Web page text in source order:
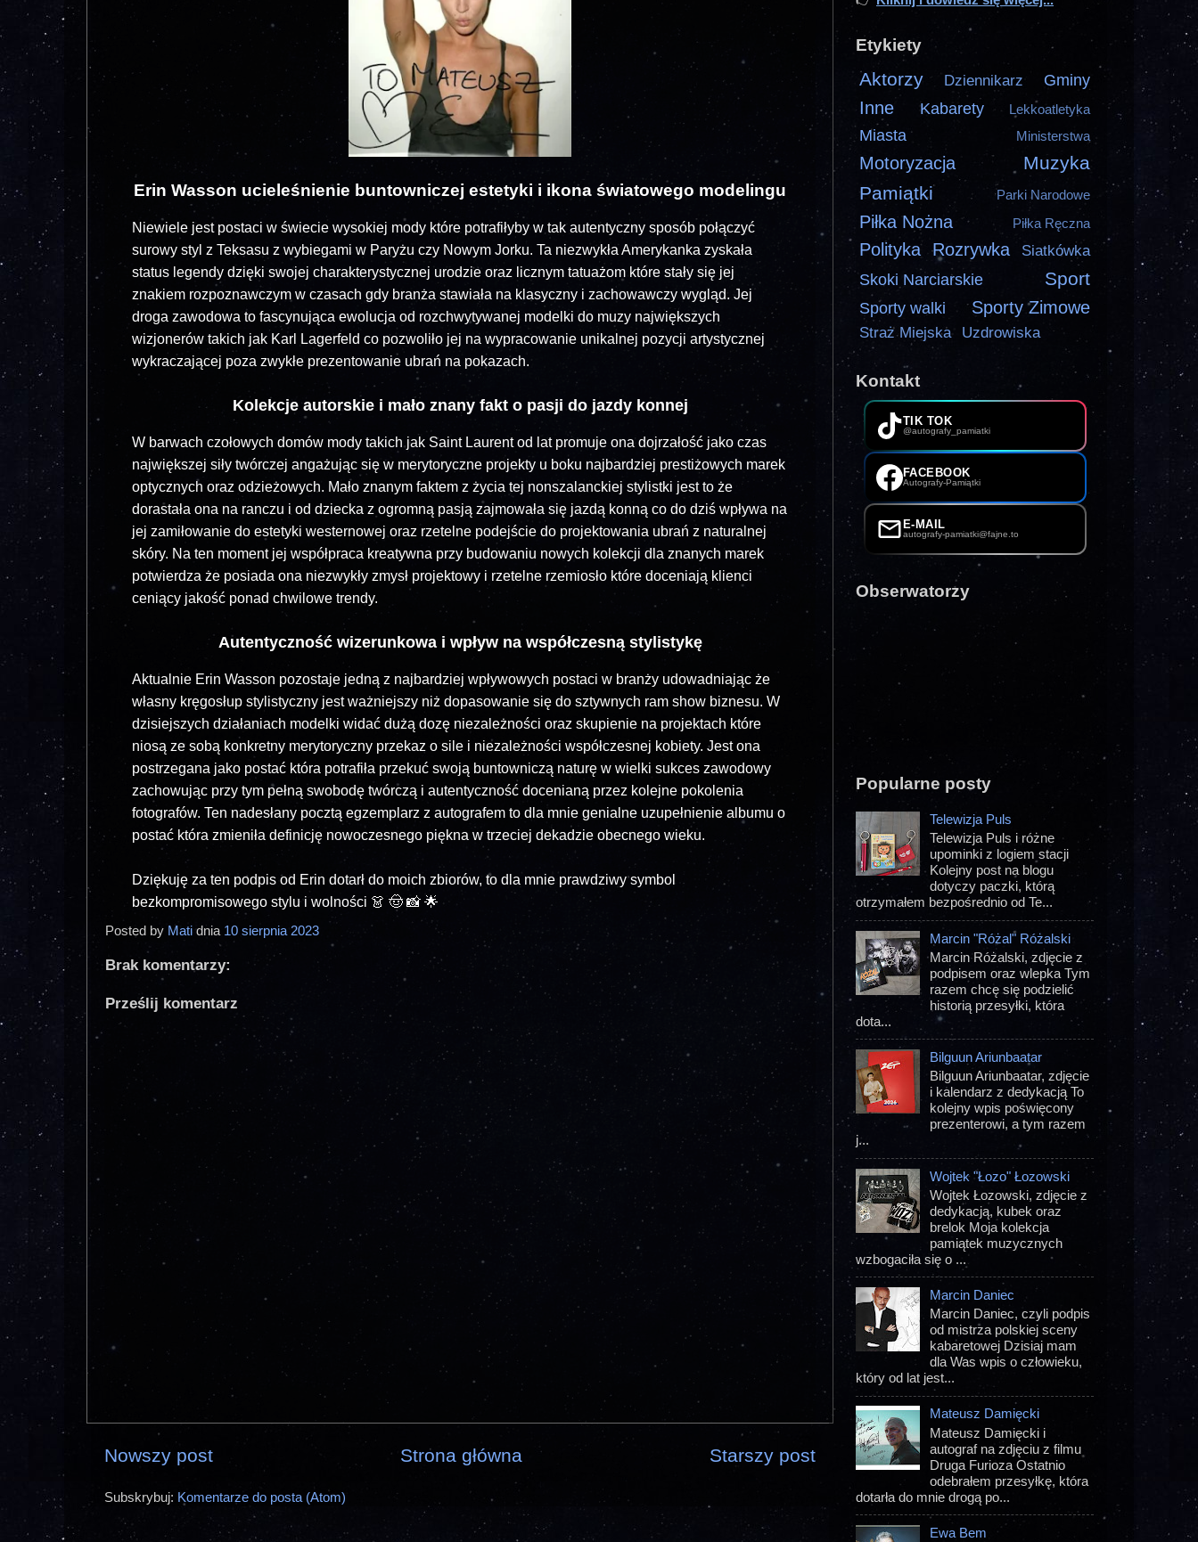
Erin Wasson ucieleśnienie buntowniczej estetyki i ikona światowego modelingu
Niewiele jest postaci w świecie wysokiej mody które potrafiłyby w tak autentyczny sposób połączyć
surowy styl z Teksasu z wybiegami w Paryżu czy Nowym Jorku. Ta niezwykła Amerykanka zyskała
status legendy dzięki swojej charakterystycznej urodzie oraz licznym tatuażom które stały się jej
znakiem rozpoznawczym w czasach gdy branża stawiała na klasyczny i zachowawczy wygląd. Jej
droga zawodowa to fascynująca ewolucja od rozchwytywanej modelki do muzy największych
wizjonerów takich jak Karl Lagerfeld co pozwoliło jej na wypracowanie unikalnej pozycji artystycznej
wykraczającej poza zwykłe prezentowanie ubrań na pokazach.
Kolekcje autorskie i mało znany fakt o pasji do jazdy konnej
W barwach czołowych domów mody takich jak Saint Laurent od lat promuje ona dojrzałość jako czas
największej siły twórczej angażując się w merytoryczne projekty u boku najbardziej prestiżowych marek
optycznych oraz odzieżowych. Mało znanym faktem z życia tej nonszalanckiej stylistki jest to że
dorastała ona na ranczu i od dziecka z ogromną pasją zajmowała się jazdą konną co do dziś wpływa na
jej zamiłowanie do estetyki westernowej oraz rzetelne podejście do projektowania ubrań z naturalnej
skóry. Na ten moment jej współpraca kreatywna przy budowaniu nowych kolekcji dla znanych marek
potwierdza że posiada ona niezwykły zmysł projektowy i rzetelne rzemiosło które doceniają klienci
ceniący jakość ponad chwilowe trendy.
Autentyczność wizerunkowa i wpływ na współczesną stylistykę
Aktualnie Erin Wasson pozostaje jedną z najbardziej wpływowych postaci w branży udowadniając że
własny kręgosłup stylistyczny jest ważniejszy niż dopasowanie się do sztywnych ram show biznesu. W
dzisiejszych działaniach modelki widać dużą dozę niezależności oraz skupienie na projektach które
niosą ze sobą konkretny merytoryczny przekaz o sile i niezależności współczesnej kobiety. Jest ona
postrzegana jako postać która potrafiła przekuć swoją buntowniczą naturę w wielki sukces zawodowy
zachowując przy tym pełną swobodę twórczą i autentyczność docenianą przez kolejne pokolenia
fotografów. Ten nadesłany pocztą egzemplarz z autografem to dla mnie genialne uzupełnienie albumu o
postać która zmieniła definicję nowoczesnego piękna w trzeciej dekadzie obecnego wieku.
Dziękuję za ten podpis od Erin dotarł do moich zbiorów, to dla mnie prawdziwy symbol
bezkompromisowego stylu i wolności 👗 🤠 📸 🌟
Posted by Mati dnia 10 sierpnia 2023
Brak komentarzy:
Prześlij komentarz
Nowszy post Starszy post
Strona główna
Subskrybuj: Komentarze do posta (Atom)
Etykiety
Aktorzy Dziennikarz Gminy
Inne Kabarety Lekkoatletyka
Miasta Ministerstwa
Motoryzacja
Muzyka
Pamiątki
Parki Narodowe
Piłka Nożna Piłka Ręczna
Polityka Rozrywka Siatkówka
Skoki Narciarskie Sport
Sporty walki Sporty Zimowe
Straż Miejska Uzdrowiska
Kontakt
TIK TOK
@autografy_pamiatki
FACEBOOK
Autografy-Pamiątki
E-MAIL
autografy-pamiatki@fajne.to
Obserwatorzy
Popularne posty
Telewizja Puls
Telewizja Puls i różne
upominki z logiem stacji
Kolejny post na blogu
dotyczy paczki, którą
otrzymałem bezpośrednio od Te...
Marcin "Różal" Różalski
Marcin Różalski, zdjęcie z
podpisem oraz wlepka Tym
razem chcę się podzielić
historią przesyłki, która
dota...
Bilguun Ariunbaatar
Bilguun Ariunbaatar, zdjęcie
i kalendarz z dedykacją To
kolejny wpis poświęcony
prezenterowi, a tym razem
j...
Wojtek "Łozo" Łozowski
Wojtek Łozowski, zdjęcie z
dedykacją, kubek oraz
brelok Moja kolekcja
pamiątek muzycznych
wzbogaciła się o ...
Marcin Daniec
Marcin Daniec, czyli podpis
od mistrza polskiej sceny
kabaretowej Dzisiaj mam
dla Was wpis o człowieku,
który od lat jest...
Mateusz Damięcki
Mateusz Damięcki i
autograf na zdjęciu z filmu
Druga Furioza Ostatnio
odebrałem przesyłkę, która
dotarła do mnie drogą po...
Ewa Bem